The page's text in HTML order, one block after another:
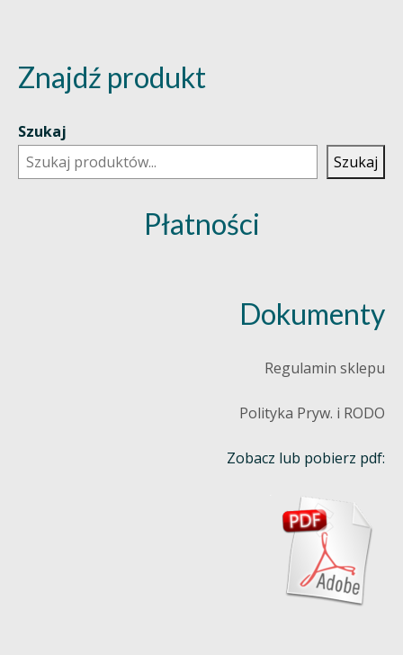
Znajdź produkt
Szukaj
Szukaj
Płatności
Dokumenty
Regulamin sklepu
Polityka Pryw. i RODO
Zobacz lub pobierz pdf: